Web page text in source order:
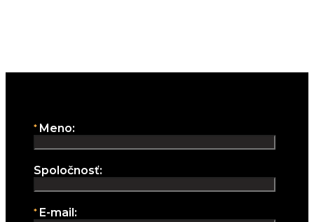
Meno:
Spoločnosť:
E-mail: